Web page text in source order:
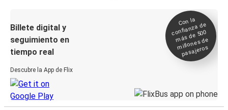
Billete digital y
seguimiento en
tiempo real
Descubre la App de Flix
Con la
confianza de
más de 500
millones de
pasajeros